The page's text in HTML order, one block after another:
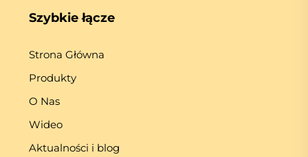
Szybkie łącze
Strona Główna
Produkty
O Nas
Wideo
Aktualności i blog